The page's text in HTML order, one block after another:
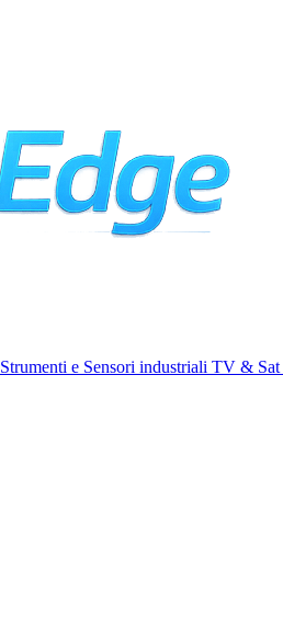
Strumenti e Sensori industriali TV & Sat